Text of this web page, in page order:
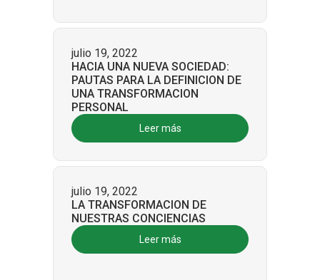
julio 19, 2022
HACIA UNA NUEVA SOCIEDAD:
PAUTAS PARA LA DEFINICION DE
UNA TRANSFORMACION
PERSONAL
Leer más
julio 19, 2022
LA TRANSFORMACION DE
NUESTRAS CONCIENCIAS
Leer más